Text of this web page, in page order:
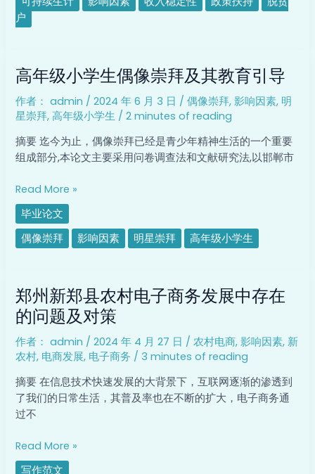
入
稳
的
响
因
素
研
户
高年级小学生偶像崇拜及其教育引导
作者： admin /2024 年 6 月 3 日 /偶像崇拜,影响因素, 明
星崇拜,高年级小学生 /2 minutes of reading
摘要 迄今为止，偶像崇拜已经是青少年精神生活的一个重要
组成部分,本论文主要采用问卷调查法和文献研究法,以邯郸市
年
小
学
生
偶
崇
拜
及
其
教
导
Read More »
毕业论文
偶像崇拜
影响因素 明星崇拜 高年级小学生
郑州新郑县农村电子商务发展中存在
的问题及对策
作者： admin /2024 年 4 月 27 日 /农村电商,影响因素, 新
农村, 电商发展, 电子商务 / 3 minutes of reading
摘要 在信息技术快速发展的大背景下，互联网逐渐的渗透到
了我们的日常生活，其普及率也在不断的扩大，电子商务通
过不
州
新
郑
县
农
村
电
子
商
务
Read More »
写作范文